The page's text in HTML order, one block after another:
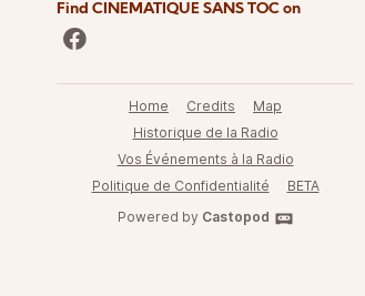
Find CINEMATIQUE SANS TOC on
Home Credits
Map
Historique de la Radio
Vos Événements à la Radio
Politique de Confidentialité
BETA
Powered by Castopod